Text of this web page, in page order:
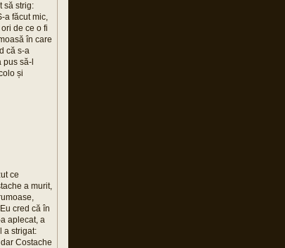
să strig:
a făcut mic,
de ce o fi
în care
că s-a
să-l
și
ce
a murit,
cred că în
aplecat, a
a strigat:
Costache